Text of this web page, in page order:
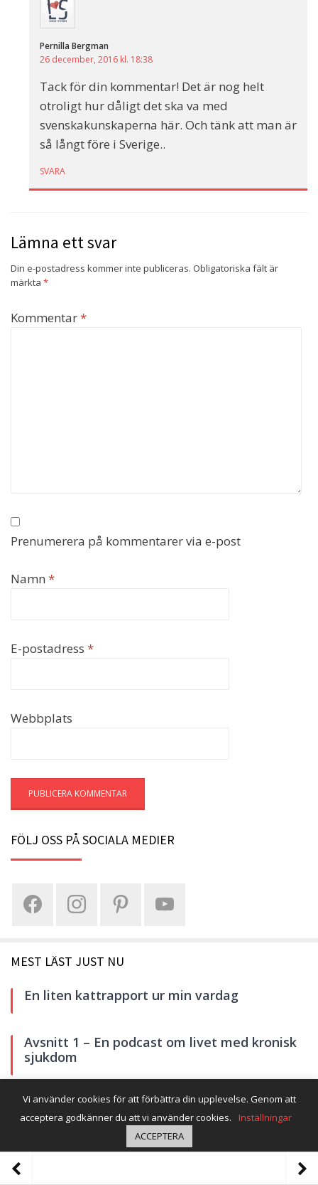
Pernilla Bergman
26 december, 2016 kl. 18:38
Tack för din kommentar! Det är nog helt
otroligt hur dåligt det ska va med
svenskakunskaperna här. Och tänk att man är
så långt före i Sverige..
SVARA
Lämna ett svar
Din e-postadress kommer inte publiceras. Obligatoriska fält är
märkta *
Kommentar*
Prenumerera på kommentarer via e-post
Namn *
E-postadress *
Webbplats
FÖLJ OSS PÅ SOCIALA MEDIER
MEST LÄST JUST NU
En liten kattrapport ur min vardag
Avsnitt 1 – En podcast om livet med kronisk
sjukdom
Lungan i stormen förbättras
ÖVERSÄTT SIDAN
Vi använder cookies för att förbättra din upplevelse. Genom att
acceptera godkänner du att vi använder cookies.
Inställningar
ACCEPTERA